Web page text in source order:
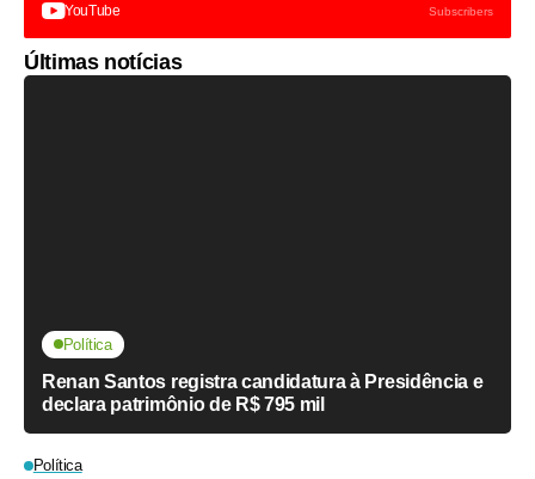
YouTube Subscribers
Últimas notícias
Política
Renan Santos registra candidatura à Presidência e
declara patrimônio de R$ 795 mil
Política